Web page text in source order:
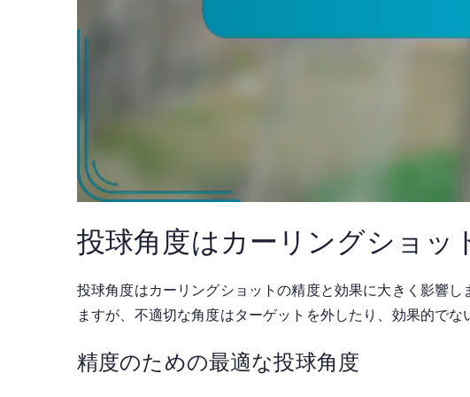
投球角度はカーリングショッ
投球角度はカーリングショットの精度と効果に大きく影響
ますが、不適切な角度はターゲットを外したり、効果的でな
精度のための最適な投球角度